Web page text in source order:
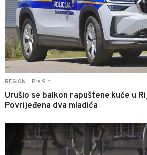
REGION Pre 9 h
Urušio se balkon napuštene kuće u
Povrijeđena dva mladića